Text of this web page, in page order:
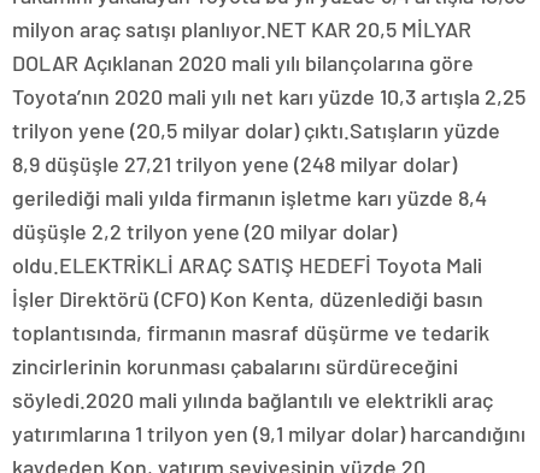
milyon araç satışı planlıyor.NET KAR 20,5 MİLYAR
DOLAR Açıklanan 2020 mali yılı bilançolarına göre
Toyota’nın 2020 mali yılı net karı yüzde 10,3 artışla 2,25
trilyon yene (20,5 milyar dolar) çıktı.Satışların yüzde
8,9 düşüşle 27,21 trilyon yene (248 milyar dolar)
gerilediği mali yılda firmanın işletme karı yüzde 8,4
düşüşle 2,2 trilyon yene (20 milyar dolar)
oldu.ELEKTRİKLİ ARAÇ SATIŞ HEDEFİ Toyota Mali
İşler Direktörü (CFO) Kon Kenta, düzenlediği basın
toplantısında, firmanın masraf düşürme ve tedarik
zincirlerinin korunması çabalarını sürdüreceğini
söyledi.2020 mali yılında bağlantılı ve elektrikli araç
yatırımlarına 1 trilyon yen (9,1 milyar dolar) harcandığını
kaydeden Kon, yatırım seviyesinin yüzde 20